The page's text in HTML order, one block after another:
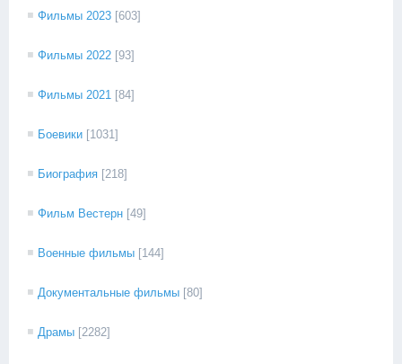
Фильмы 2023 [603]
Фильмы 2022 [93]
Фильмы 2021 [84]
Боевики [1031]
Биография [218]
Фильм Вестерн [49]
Военные фильмы [144]
Документальные фильмы [80]
Драмы [2282]